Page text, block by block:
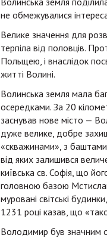
не обмежувалися
Велике значення для
терпіла від половців.
Польщею, і внаслідок
житті Волині.
Волинська земля мала
осередками. За 20
заснував нове місто —
дуже велике, добре
«скважинами», з
від яких залишився
київська св. Софія, що
головною базою
муровані світські
1231 році казав, що
Володимир був значним